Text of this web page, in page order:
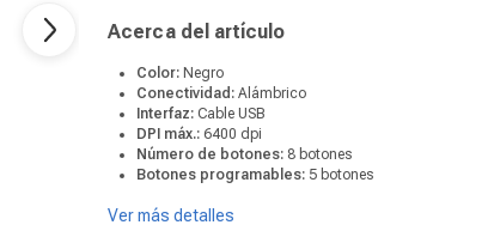
Acerca del artículo
Color: Negro
Conectividad:Alámbrico
Interfaz:Cable USB
DPI máx.:6400 dpi
Número de botones: 8 botones
Botones programables: 5 botones
Ver más detalles